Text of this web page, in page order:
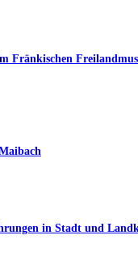
Fränkischen
in Stadt und